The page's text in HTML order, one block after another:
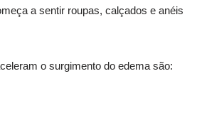
a sentir roupas, calçados e anéis
o surgimento do edema são: